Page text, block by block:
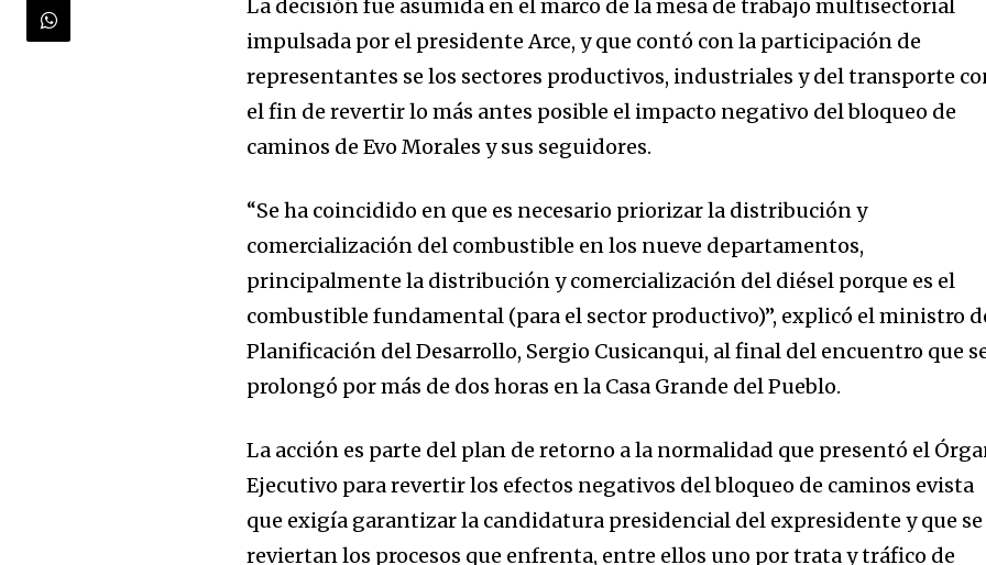
La decisión fue asumida en el marco de la mesa de trabajo multisectorial
impulsada por el presidente Arce, y que contó con la participación de
representantes se los sectores productivos, industriales y del transporte
el fin de revertir lo más antes posible el impacto negativo del bloqueo de
caminos de Evo Morales y sus seguidores.
“Se ha coincidido en que es necesario priorizar la distribución y
comercialización del combustible en los nueve departamentos,
principalmente la distribución y comercialización del diésel porque es el
combustible fundamental (para el sector productivo)”, explicó el ministro
Planificación del Desarrollo, Sergio Cusicanqui, al final del encuentro que
prolongó por más de dos horas en la Casa Grande del Pueblo.
La acción es parte del plan de retorno a la normalidad que presentó el
Ejecutivo para revertir los efectos negativos del bloqueo de caminos evista
que exigía garantizar la candidatura presidencial del expresidente y que se
reviertan los procesos que enfrenta, entre ellos uno por trata y tráfico de